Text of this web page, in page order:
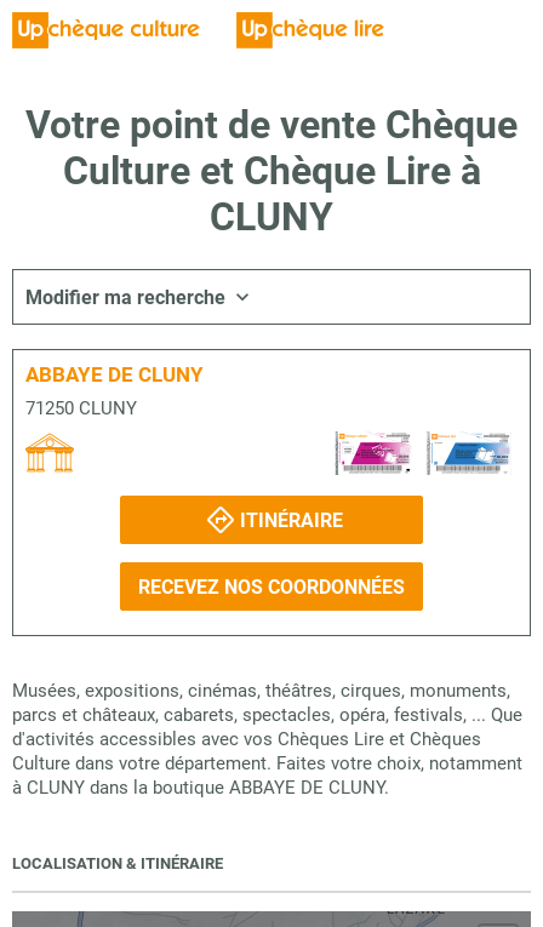
Votre point de vente Chèque
Culture et Chèque Lire à
CLUNY
Modifier ma recherche
ABBAYE DE CLUNY
71250 CLUNY
ITINÉRAIRE
RECEVEZ NOS COORDONNÉES
Musées, expositions, cinémas, théâtres, cirques, monuments,
parcs et châteaux, cabarets, spectacles, opéra, festivals, ... Que
d'activités accessibles avec vos Chèques Lire et Chèques
Culture dans votre département. Faites votre choix, notamment
à CLUNY dans la boutique ABBAYE DE CLUNY.
LOCALISATION & ITINÉRAIRE